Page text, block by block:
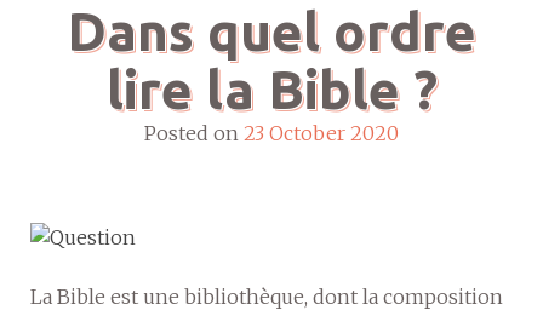
Dans quel ordre
lire la Bible ?
Posted on 23 October 2020
La Bible est une bibliothèque, dont la composition